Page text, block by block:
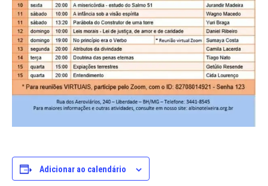
Adicionar ao calendário